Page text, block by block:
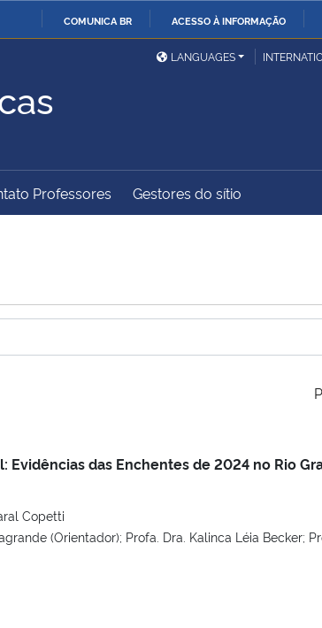
COMUNICA BR ACESSO À INFORMAÇÃO
da Defesa
Ministério das Relações
Exteriores
da Cidadania
do
Controladoria-Geral da
LANGUAGES
Professores Gestores do sítio
Evidências das Enchentes de 2024 no Rio
Copetti
(Orientador); Profa. Dra. Kalinca Léia Becker;